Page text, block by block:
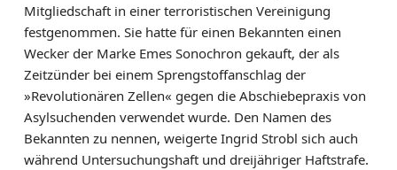
Mitgliedschaft in einer terroristischen Vereinigung
festgenommen. Sie hatte für einen Bekannten einen
Wecker der Marke Emes Sonochron gekauft, der als
Zeitzünder bei einem Sprengstoffanschlag der
»Revolutionären Zellen« gegen die Abschiebepraxis von
Asylsuchenden verwendet wurde. Den Namen des
Bekannten zu nennen, weigerte Ingrid Strobl sich auch
während Untersuchungshaft und dreijähriger Haftstrafe.